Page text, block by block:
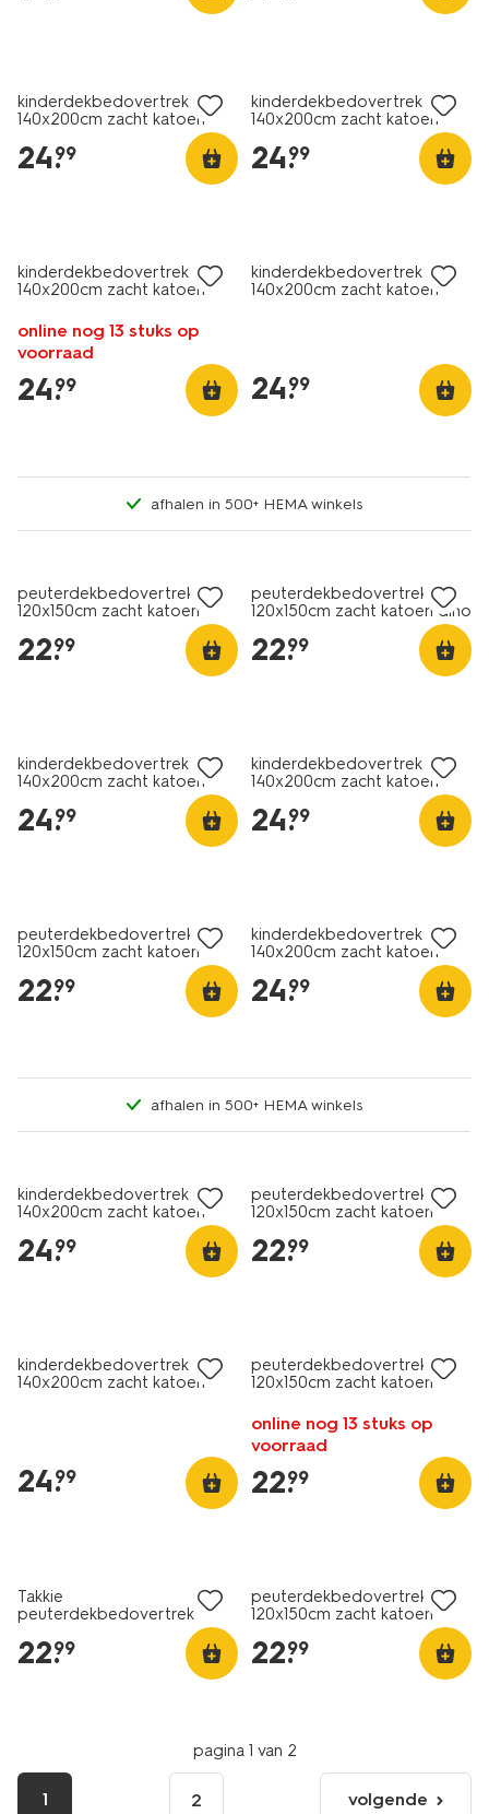
kinderdekbedovertrek
140x200cm zacht katoen
24.
99
kinderdekbedovertrek
140x200cm zacht katoen
24.
99
kinderdekbedovertrek
140x200cm zacht katoen
online nog 13 stuks op
voorraad
24.
99
kinderdekbedovertrek
140x200cm zacht katoen
24.
99
afhalen in 500+ HEMA winkels
peuterdekbedovertrek
120x150cm zacht katoen
22.
99
peuterdekbedovertrek
120x150cm zacht katoen dino
22.
99
kinderdekbedovertrek
140x200cm zacht katoen
24.
99
kinderdekbedovertrek
140x200cm zacht katoen
24.
99
peuterdekbedovertrek
120x150cm zacht katoen
22.
99
kinderdekbedovertrek
140x200cm zacht katoen
24.
99
afhalen in 500+ HEMA winkels
kinderdekbedovertrek
140x200cm zacht katoen
24.
99
peuterdekbedovertrek
120x150cm zacht katoen
22.
99
kinderdekbedovertrek
140x200cm zacht katoen
24.
99
peuterdekbedovertrek
120x150cm zacht katoen
online nog 13 stuks op
voorraad
22.
99
Takkie
peuterdekbedovertrek
120x150cm zacht katoen
22.
99
peuterdekbedovertrek
120x150cm zacht katoen
22.
99
pagina 1 van 2
1 2 volgende